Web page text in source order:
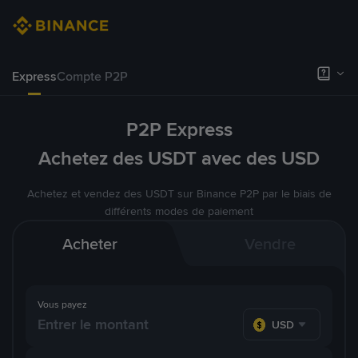
ExpressCompte P2P
P2P Express
Achetez des USDT avec des USD
Achetez et vendez des USDT sur Binance P2P par le biais de
différents modes de paiement
Acheter
Vous payez
USD